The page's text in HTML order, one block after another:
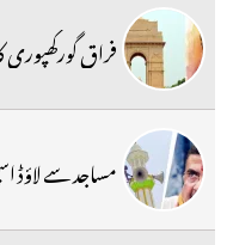
فراق
مساجد سے لاؤڈ